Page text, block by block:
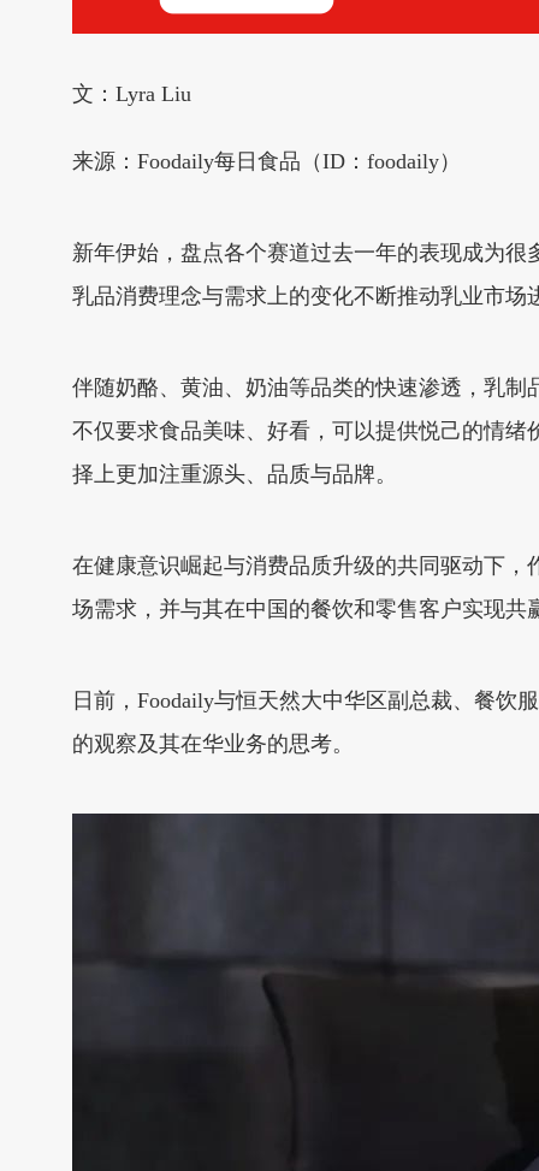
文：Lyra Liu
来源：Foodaily每日食品（ID：foodaily）
新年伊始，盘点各个赛道过去一年的表现成为
乳品消费理念与需求上的变化不断推动乳业市场
伴随奶酪、黄油、奶油等品类的快速渗透，乳
不仅要求食品美味、好看，可以提供悦己的情
择上更加注重源头、品质与品牌。
在健康意识崛起与消费品质升级的共同驱动下
场需求，并与其在中国的餐饮和零售客户实现共
日前，Foodaily与恒天然大中华区副总裁、餐饮
的观察及其在华业务的思考。